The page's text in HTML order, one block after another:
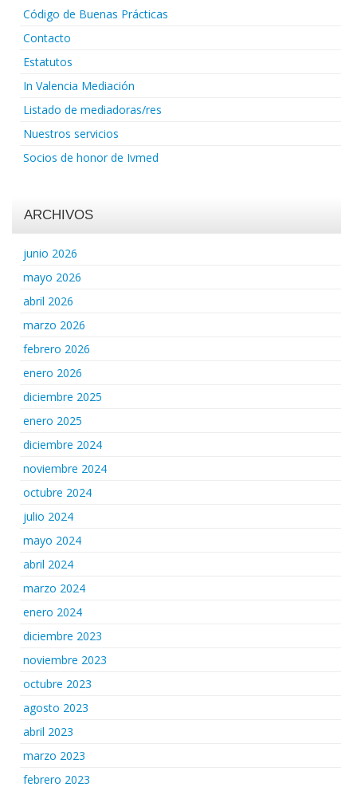
Código de Buenas Prácticas
Contacto
Estatutos
In Valencia Mediación
Listado de mediadoras/res
Nuestros servicios
Socios de honor de Ivmed
ARCHIVOS
junio 2026
mayo 2026
abril 2026
marzo 2026
febrero 2026
enero 2026
diciembre 2025
enero 2025
diciembre 2024
noviembre 2024
octubre 2024
julio 2024
mayo 2024
abril 2024
marzo 2024
enero 2024
diciembre 2023
noviembre 2023
octubre 2023
agosto 2023
abril 2023
marzo 2023
febrero 2023